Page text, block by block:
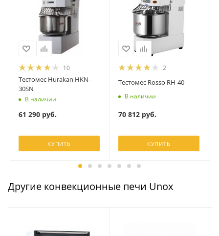
10
Тестомес Hurakan HKN-
30SN
В наличии
61 290руб.
КУПИТЬ
2
Тестомес Rosso RH‐40
В наличии
70 812руб.
КУПИТЬ
Другие конвекционные печи Unox